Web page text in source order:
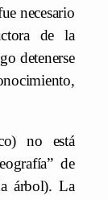
necesario
de la
detenerse
no está
de
árbol). La